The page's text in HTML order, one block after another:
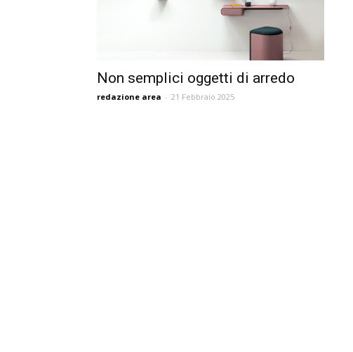
Non semplici oggetti di arredo
redazione area - 21 Febbraio 2025